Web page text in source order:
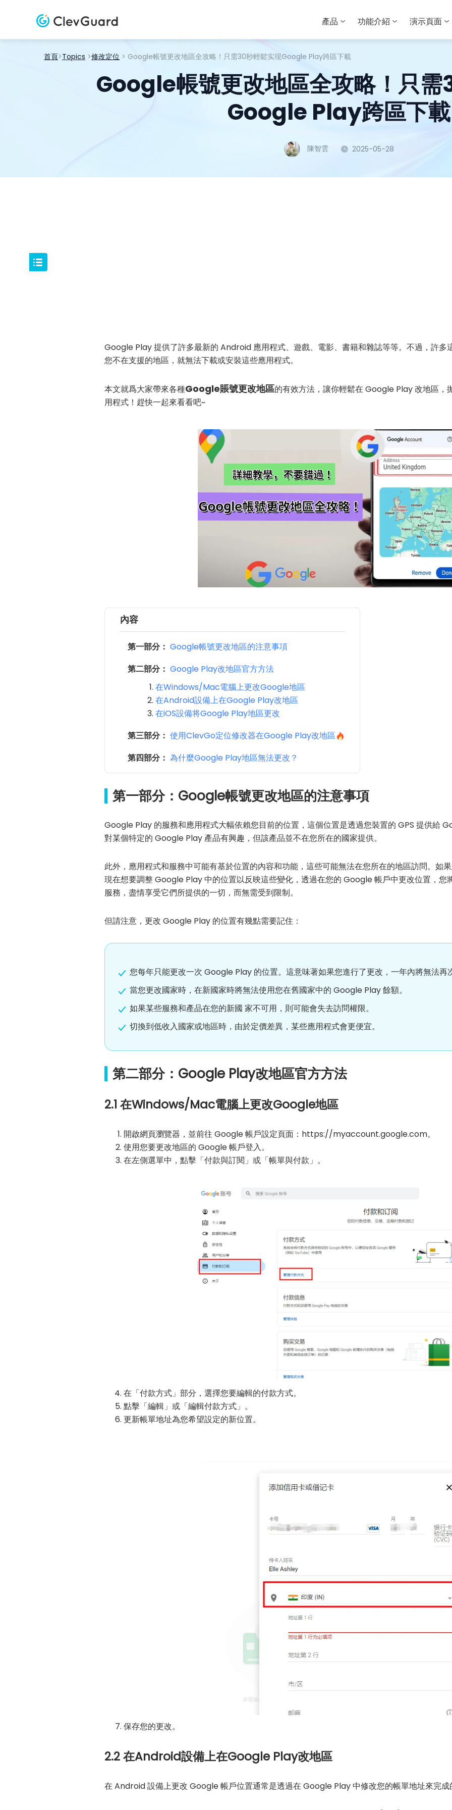
產品 功能介紹 演示頁面
首頁>Topics >修改定位 > Google帳號更改地區全攻略！只需30秒輕鬆实现Google Play跨區下載
Google帳號更改地區全攻略！只需
Google Play跨區下載
陳智雲 2025-05-28
Google Play 提供了許多最新的 Android 應用程式、遊戲、電影、書籍和雜誌等等。不過，許多
您不在支援的地區，就無法下載或安裝這些應用程式。
本文就爲大家帶來各種Google賬號更改地區的有效方法，讓你輕鬆在 Google Play 改地區，
用程式！趕快一起來看看吧~
內容
第一部分： Google帳號更改地區的注意事項
第二部分： Google Play改地區官方方法
在Windows/Mac電腦上更改Google地區
在Android設備上在Google Play改地區
在iOS設備将Google Play地區更改
第三部分： 使用ClevGo定位修改器在Google Play改地區
第四部分： 為什麼Google Play地區無法更改？
第一部分：Google帳號更改地區的注意事項
Google Play 的服務和應用程式大幅依賴您目前的位置，這個位置是透過您裝置的 GPS 提供給
對某個特定的 Google Play 產品有興趣，但該產品並不在您所在的國家提供。
此外，應用程式和服務中可能有基於位置的內容和功能，這些可能無法在您所在的地區訪問。如
現在想要調整 Google Play 中的位置以反映這些變化，透過在您的 Google 帳戶中更改位置，您
服務，盡情享受它們所提供的一切，而無需受到限制。
但請注意，更改 Google Play 的位置有幾點需要記住：
您每年只能更改一次 Google Play 的位置。這意味著如果您進行了更改，一年內將無法再
當您更改國家時，在新國家時將無法使用您在舊國家中的 Google Play 餘額。
如果某些服務和產品在您的新國 家不可用，則可能會失去訪問權限。
切換到低收入國家或地區時，由於定價差異，某些應用程式會更便宜。
第二部分：Google Play改地區官方方法
2.1 在Windows/Mac電腦上更改Google地區
開啟網頁瀏覽器，並前往 Google 帳戶設定頁面：https://myaccount.google.com。
使用您要更改地區的 Google 帳戶登入。
在左側選單中，點擊「付款與訂閱」或「帳單與付款」。
在「付款方式」部分，選擇您要編輯的付款方式。
點擊「編輯」或「編輯付款方式」。
更新帳單地址為您希望設定的新位置。
保存您的更改。
2.2 在Android設備上在Google Play改地區
在 Android 設備上更改 Google 帳戶位置通常是透過在 Google Play 中修改您的帳單地址來完成